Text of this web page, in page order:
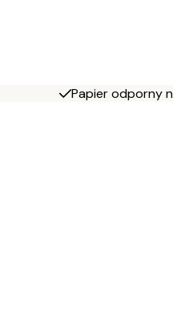
Papier odporny